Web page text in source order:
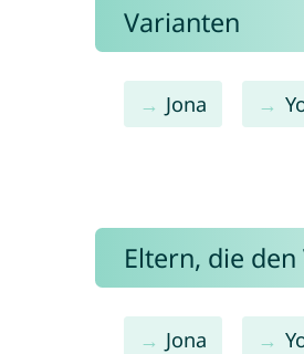
Varianten
Jona
Eltern, die
Jona